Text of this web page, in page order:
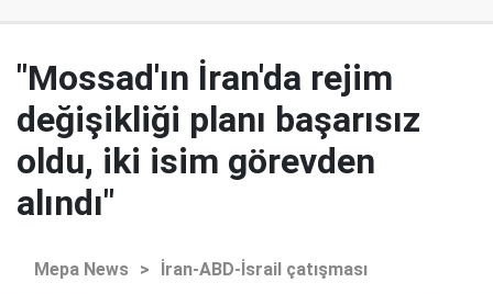
"Mossad'ın İran'da rejim
değişikliği planı başarısız
oldu, iki isim görevden
alındı"
Mepa News > İran-ABD-İsrail çatışması